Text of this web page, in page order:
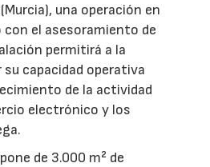
una operación en
con el asesoramiento de
permitirá a la
capacidad operativa
de la actividad
electrónico y los
de 3.000 m² de